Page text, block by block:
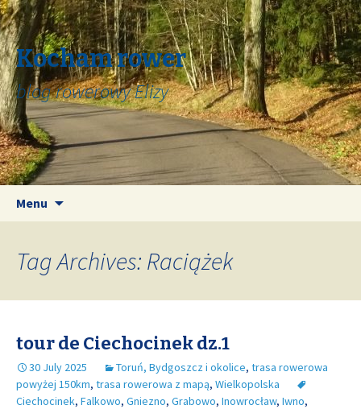
Kocham rower
blog rowerowy Elizy
Menu
Tag Archives: Raciążek
tour de Ciechocinek dz.1
30 July 2025 Toruń, Bydgoszcz i okolice, trasa rowerowa
powyżej 150km, trasa rowerowa z mapą, Wielkopolska
Ciechocinek, Falkowo, Gniezno, Grabowo, Inowrocław, Iwno,